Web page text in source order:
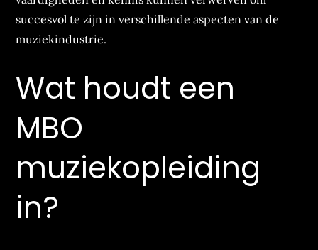
succesvol te zijn in verschillende aspecten van de
muziekindustrie.
Wat houdt een
MBO
muziekopleiding
in?